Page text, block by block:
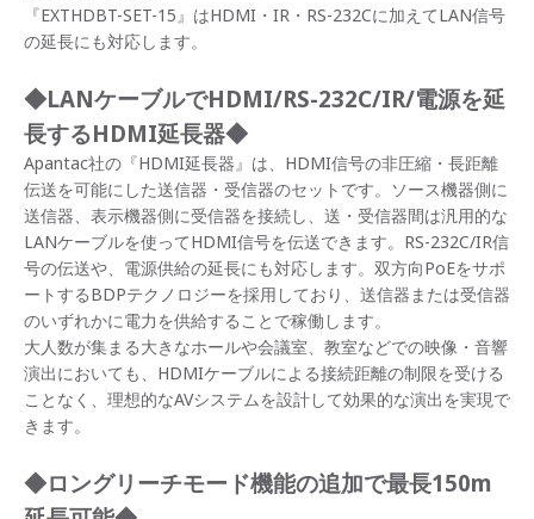
『EXTHDBT-SET-15』はHDMI・IR・RS-232Cに加えてLAN信号
の延長にも対応します。
◆LANケーブルでHDMI/RS-232C/IR/電源を延
長するHDMI延長器◆
Apantac社の『HDMI延長器』は、HDMI信号の非圧縮・長距離
伝送を可能にした送信器・受信器のセットです。ソース機器側に
送信器、表示機器側に受信器を接続し、送・受信器間は汎用的な
LANケーブルを使ってHDMI信号を伝送できます。RS-232C/IR信
号の伝送や、電源供給の延長にも対応します。双方向PoEをサポ
ートするBDPテクノロジーを採用しており、送信器または受信器
のいずれかに電力を供給することで稼働します。
大人数が集まる大きなホールや会議室、教室などでの映像・音響
演出においても、HDMIケーブルによる接続距離の制限を受ける
ことなく、理想的なAVシステムを設計して効果的な演出を実現で
きます。
◆ロングリーチモード機能の追加で最長150m